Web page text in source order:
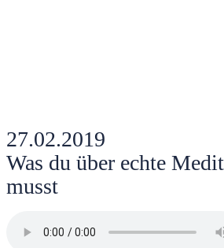
27.02.2019
Was du über echte
musst